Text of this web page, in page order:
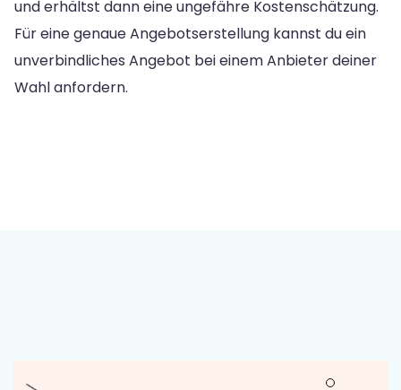
und erhältst dann eine ungefähre Kostenschätzung.
Für eine genaue Angebotserstellung kannst du ein
unverbindliches Angebot bei einem Anbieter deiner
Wahl anfordern.